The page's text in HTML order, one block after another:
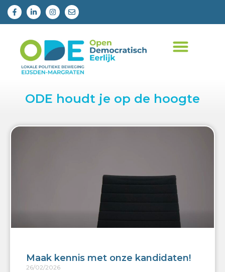
ODE houdt je op de hoogte
Maak kennis met onze kandidaten!
26/02/2026